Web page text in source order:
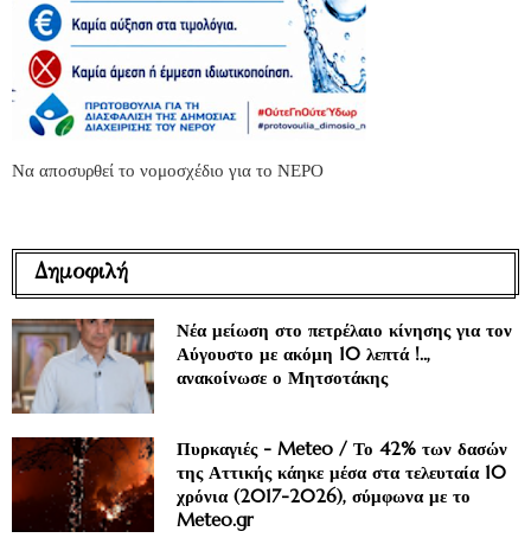
Να αποσυρθεί το νομοσχέδιο για το ΝΕΡΟ
Δημοφιλή
Νέα μείωση στο πετρέλαιο κίνησης για τον
Αύγουστο με ακόμη 10 λεπτά !..,
ανακοίνωσε ο Μητσοτάκης
Πυρκαγιές - Meteo / Το 42% των δασών
της Αττικής κάηκε μέσα στα τελευταία 10
χρόνια (2017-2026), σύμφωνα με το
Meteo.gr